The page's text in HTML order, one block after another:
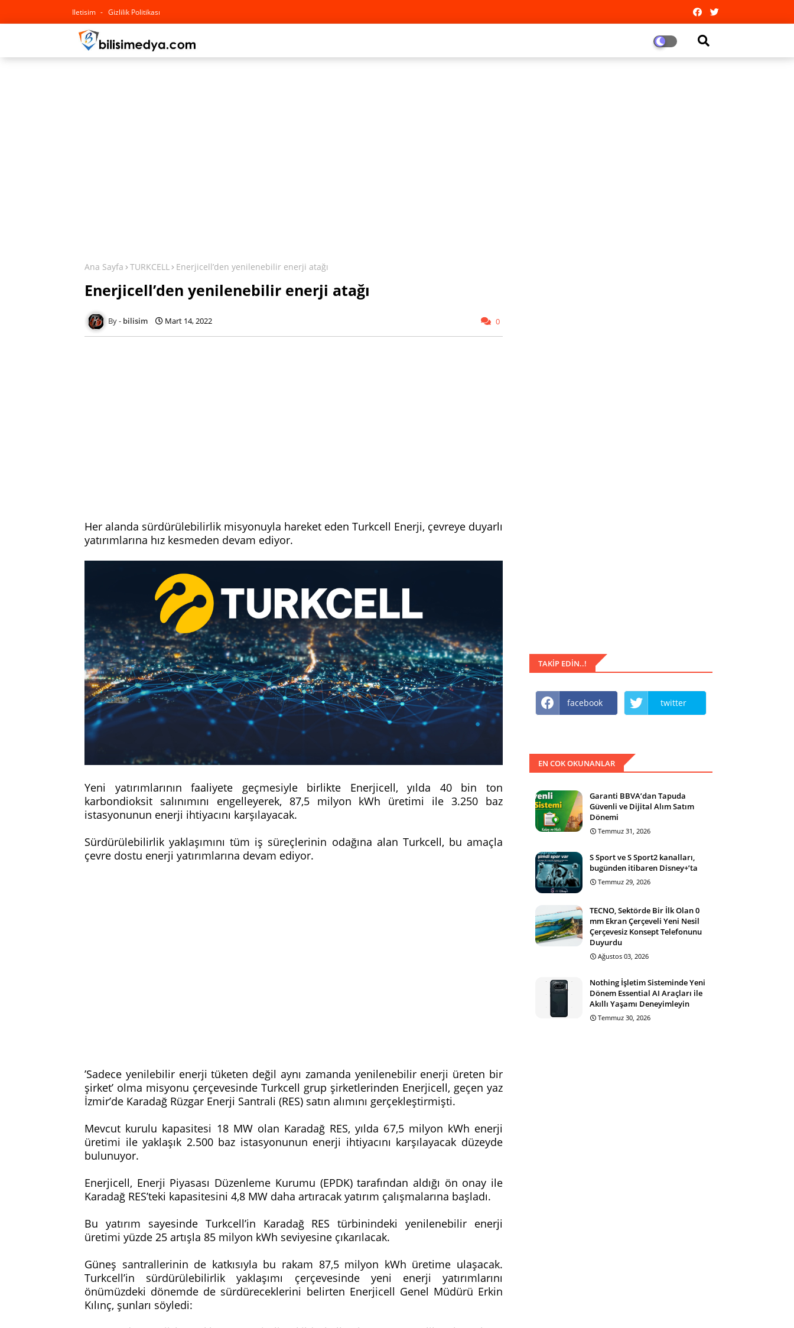
Iletisim Gizlilik Politikası
Ana Sayfa TURKCELL Enerjicell’den yenilenebilir enerji atağı
Enerjicell’den yenilenebilir enerji atağı
bilisim Mart 14, 2022 0
Her alanda sürdürülebilirlik misyonuyla hareket eden Turkcell Enerji, çevreye duyarlı
yatırımlarına hız kesmeden devam ediyor.
Yeni yatırımlarının faaliyete geçmesiyle birlikte Enerjicell, yılda 40 bin ton
karbondioksit salınımını engelleyerek, 87,5 milyon kWh üretimi ile 3.250 baz
istasyonunun enerji ihtiyacını karşılayacak.
Sürdürülebilirlik yaklaşımını tüm iş süreçlerinin odağına alan Turkcell, bu amaçla
çevre dostu enerji yatırımlarına devam ediyor.
’Sadece yenilebilir enerji tüketen değil aynı zamanda yenilenebilir enerji üreten bir
şirket’ olma misyonu çerçevesinde Turkcell grup şirketlerinden Enerjicell, geçen yaz
İzmir’de Karadağ Rüzgar Enerji Santrali (RES) satın alımını gerçekleştirmişti.
Mevcut kurulu kapasitesi 18 MW olan Karadağ RES, yılda 67,5 milyon kWh enerji
üretimi ile yaklaşık 2.500 baz istasyonunun enerji ihtiyacını karşılayacak düzeyde
bulunuyor.
Enerjicell, Enerji Piyasası Düzenleme Kurumu (EPDK) tarafından aldığı ön onay ile
Karadağ RES’teki kapasitesini 4,8 MW daha artıracak yatırım çalışmalarına başladı.
Bu yatırım sayesinde Turkcell’in Karadağ RES türbinindeki yenilenebilir enerji
üretimi yüzde 25 artışla 85 milyon kWh seviyesine çıkarılacak.
Güneş santrallerinin de katkısıyla bu rakam 87,5 milyon kWh üretime ulaşacak.
Turkcell’in sürdürülebilirlik yaklaşımı çerçevesinde yeni enerji yatırımlarını
önümüzdeki dönemde de sürdüreceklerini belirten Enerjicell Genel Müdürü Erkin
Kılınç, şunları söyledi:
TAKIP EDIN..!
facebook twitter
EN COK OKUNANLAR
Garanti BBVA’dan Tapuda
Güvenli ve Dijital Alım Satım
Dönemi
Temmuz 31, 2026
S Sport ve S Sport2 kanalları,
bugünden itibaren Disney+’ta
Temmuz 29, 2026
TECNO, Sektörde Bir İlk Olan 0
mm Ekran Çerçeveli Yeni Nesil
Çerçevesiz Konsept Telefonunu
Duyurdu
Ağustos 03, 2026
Nothing İşletim Sisteminde Yeni
Dönem Essential AI Araçları ile
Akıllı Yaşamı Deneyimleyin
Temmuz 30, 2026